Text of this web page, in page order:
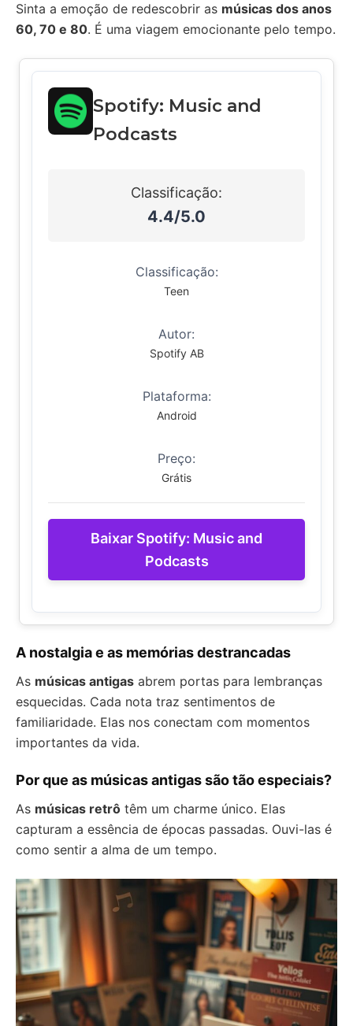
Sinta a emoção de redescobrir as músicas dos anos
60, 70 e 80. É uma viagem emocionante pelo tempo.
Spotify: Music and
Podcasts
Classificação:
4.4/5.0
Classificação:
Teen
Autor:
Spotify AB
Plataforma:
Android
Preço:
Grátis
Baixar Spotify: Music and
Podcasts
A nostalgia e as memórias destrancadas
As músicas antigas abrem portas para lembranças
esquecidas. Cada nota traz sentimentos de
familiaridade. Elas nos conectam com momentos
importantes da vida.
Por que as músicas antigas são tão especiais?
As músicas retrô têm um charme único. Elas
capturam a essência de épocas passadas. Ouvi-las é
como sentir a alma de um tempo.